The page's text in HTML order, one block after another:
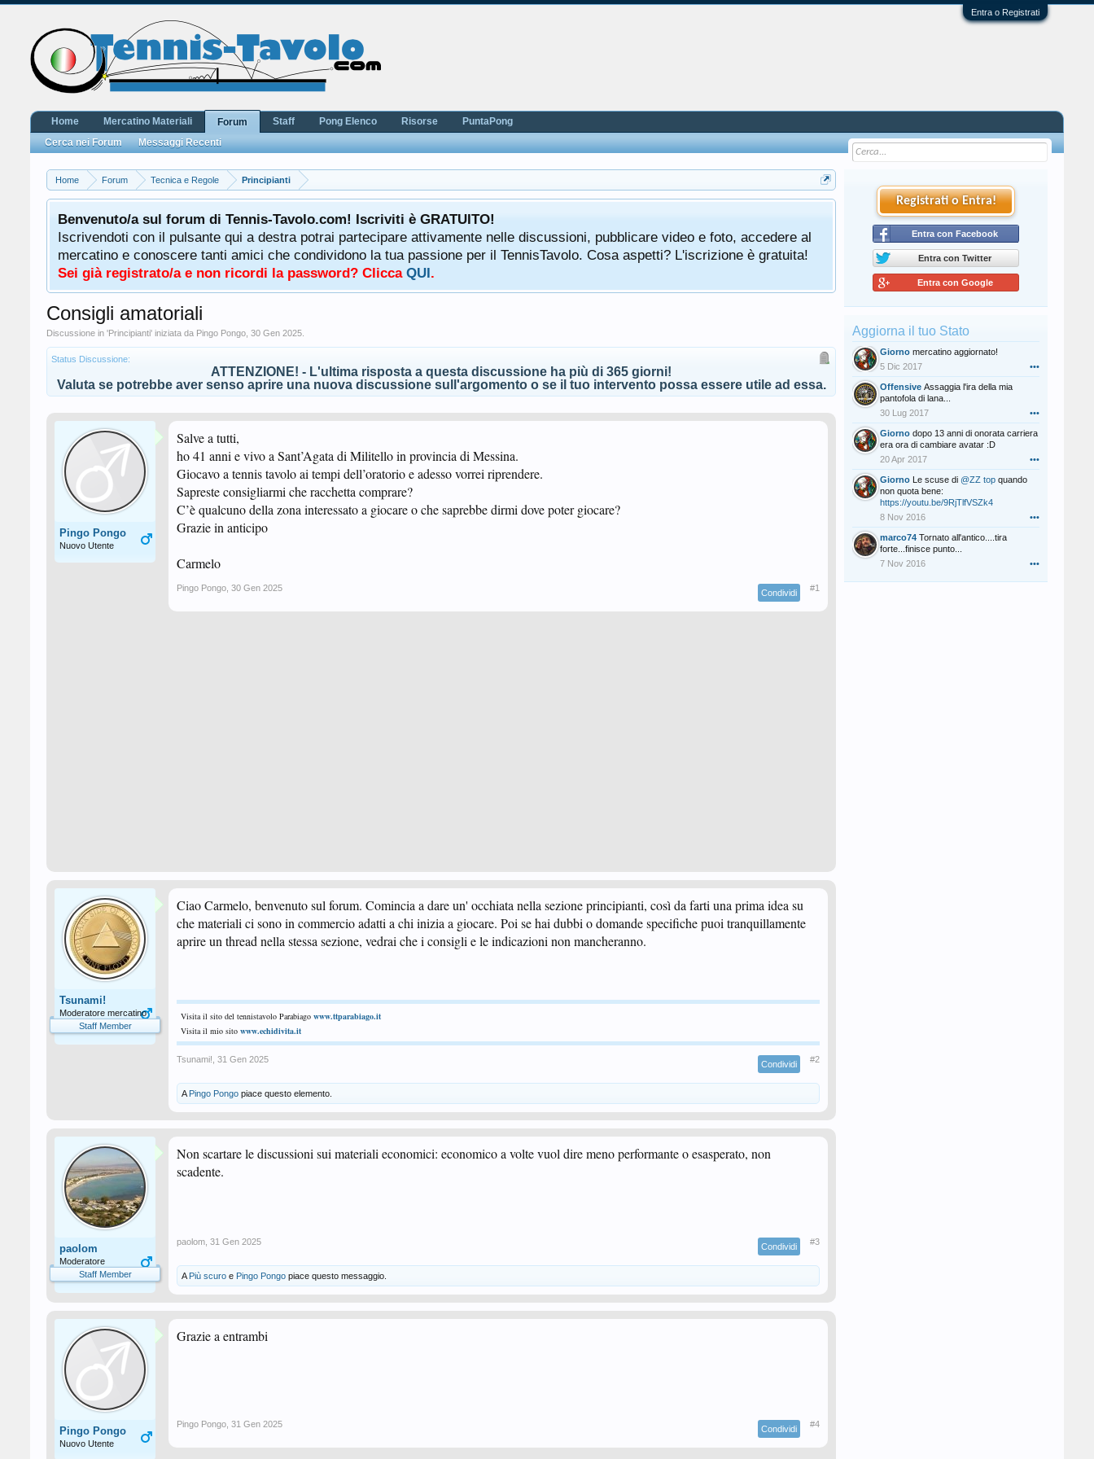
Entra o Registrati
Home Forum Tecnica e Regole Principianti
Benvenuto/a sul forum di Tennis-Tavolo.com! Iscriviti è GRATUITO!
Iscrivendoti con il pulsante qui a destra potrai partecipare attivamente nelle discussioni, pubblicare video e foto, accedere al
mercatino e conoscere tanti amici che condividono la tua passione per il TennisTavolo. Cosa aspetti? L'iscrizione è gratuita!
Sei già registrato/a e non ricordi la password? Clicca QUI.
Consigli amatoriali
Discussione in 'Principianti' iniziata da Pingo Pongo 30 Gen 2025
Status Discussione:
ATTENZIONE! - L'ultima risposta a questa discussione ha più di 365 giorni!
Valuta se potrebbe aver senso aprire una nuova discussione sull'argomento o se il tuo intervento possa essere utile ad essa.
Pingo Pongo
Nuovo Utente
Salve a tutti,
ho 41 anni e vivo a Sant’Agata di Militello in provincia di Messina.
Giocavo a tennis tavolo ai tempi dell’oratorio e adesso vorrei riprendere.
Sapreste consigliarmi che racchetta comprare?
C’è qualcuno della zona interessato a giocare o che saprebbe dirmi dove poter giocare?
Grazie in anticipo
Carmelo
Pingo Pongo 30 Gen 2025 Condividi #1
Tsunami!
Moderatore mercatino
Staff Member
Ciao Carmelo, benvenuto sul forum. Comincia a dare un' occhiata nella sezione principianti, così da farti una prima idea su
che materiali ci sono in commercio adatti a chi inizia a giocare. Poi se hai dubbi o domande specifiche puoi tranquillamente
aprire un thread nella stessa sezione, vedrai che i consigli e le indicazioni non mancheranno.
Visita il sito del tennistavolo Parabiago www.ttparabiago.it
Visita il mio sito www.echidivita.it
Tsunami! 31 Gen 2025 Condividi #2
A Pingo Pongo piace questo elemento.
paolom
Moderatore
Staff Member
Non scartare le discussioni sui materiali economici: economico a volte vuol dire meno performante o esasperato, non
scadente.
paolom 31 Gen 2025 Condividi #3
A Più scuro e Pingo Pongo piace questo messaggio.
Pingo Pongo
Nuovo Utente
Grazie a entrambi
Pingo Pongo 31 Gen 2025 Condividi #4
Registrati o Entra!
Entra con Facebook
Entra con Twitter
Entra con Google
Aggiorna il tuo Stato
Giorno mercatino aggiornato!
5 Dic 2017
•••
Offensive Assaggia l'ira della mia
pantofola di lana...
30 Lug 2017
•••
Giorno dopo 13 anni di onorata carriera
era ora di cambiare avatar :D
20 Apr 2017
•••
Giorno Le scuse di @ZZ top quando
non quota bene:
https://youtu.be/9RjTlfVSZk4
8 Nov 2016
•••
marco74 Tornato all'antico....tira
forte...finisce punto...
7 Nov 2016
•••
Home Mercatino Materiali
Forum
Cerca nei Forum
Messaggi Recenti
Staff Pong Elenco Risorse PuntaPong